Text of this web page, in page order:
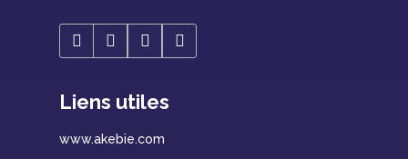
Liens utiles
www.akebie.com